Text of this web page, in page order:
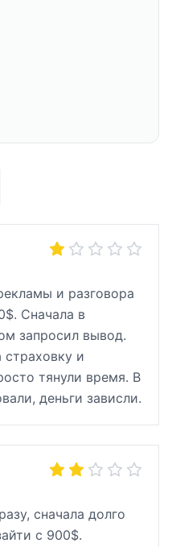
и разговора
Сначала в
запросил вывод.
страховку и
тянули время. В
деньги зависли.
сначала долго
с 900$.